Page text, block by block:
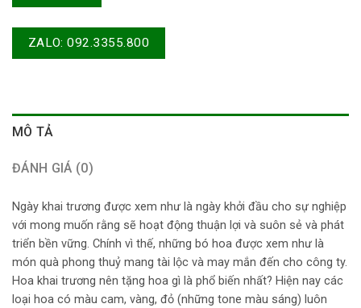
ZALO: 092.3355.800
MÔ TẢ
ĐÁNH GIÁ (0)
Ngày khai trương được xem như là ngày khởi đầu cho sự nghiệp
với mong muốn rằng sẽ hoạt động thuận lợi và suôn sẻ và phát
triển bền vững. Chính vì thế, những bó hoa được xem như là
món quà phong thuỷ mang tài lộc và may mắn đến cho công ty.
Hoa khai trương nên tặng hoa gì là phổ biến nhất? Hiện nay các
loại hoa có màu cam, vàng, đỏ (những tone màu sáng) luôn